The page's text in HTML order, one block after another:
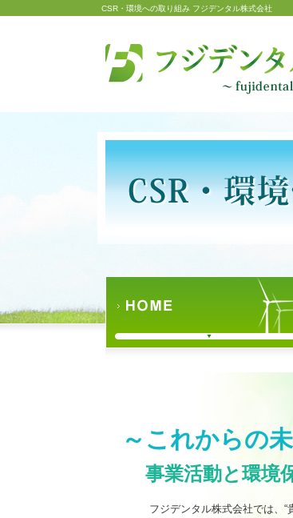
CSR・環境への取り組み フジデンタル株式会社
～これからの
事業活動と環境
フジデンタル株式会社では、“